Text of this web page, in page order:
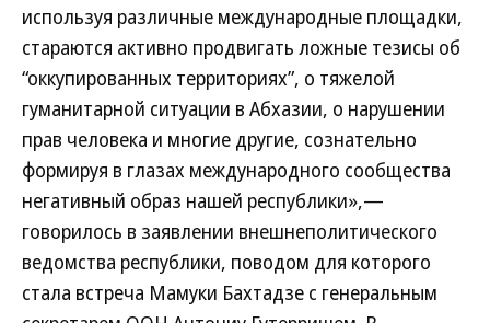
используя различные международные площадки,
стараются активно продвигать ложные тезисы об
“оккупированных территориях”, о тяжелой
гуманитарной ситуации в Абхазии, о нарушении
прав человека и многие другие, сознательно
формируя в глазах международного сообщества
негативный образ нашей республики»,—
говорилось в заявлении внешнеполитического
ведомства республики, поводом для которого
стала встреча Мамуки Бахтадзе с генеральным